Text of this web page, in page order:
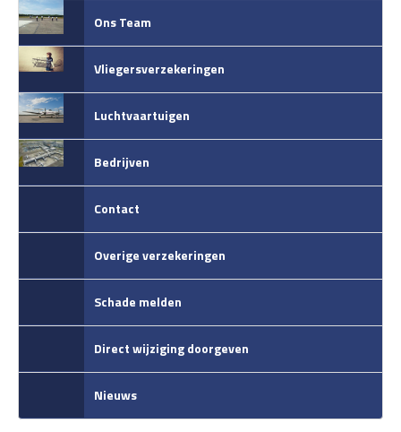
Ons Team
Vliegersverzekeringen
Luchtvaartuigen
Bedrijven
Contact
Overige verzekeringen
Schade melden
Direct wijziging doorgeven
Nieuws